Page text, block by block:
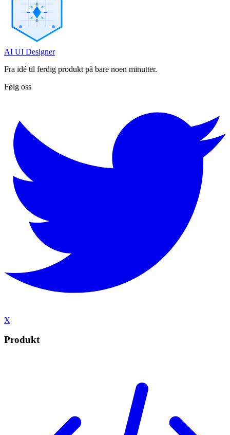
AI UI Designer
Fra idé til ferdig produkt på bare noen minutter.
Følg oss
X
Produkt